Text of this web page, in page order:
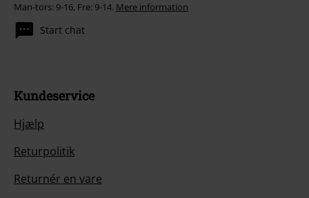
Man-tors: 9-16, Fre: 9-14. Mere information
Start chat
Kundeservice
Hjælp
Returpolitik
Returnér en vare